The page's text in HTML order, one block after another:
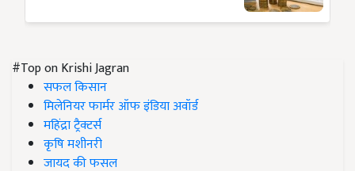
#Top on Krishi Jagran
सफल किसान
मिलेनियर फार्मर ऑफ इंडिया अवॉर्ड
महिंद्रा ट्रैक्टर्स
कृषि मशीनरी
जायद की फसल